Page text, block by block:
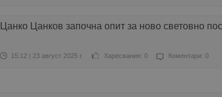
Цанко Цанков започна опит за ново световно
15:12 | 23 август 2025 г. Харесвания: 0 Коментари: 0